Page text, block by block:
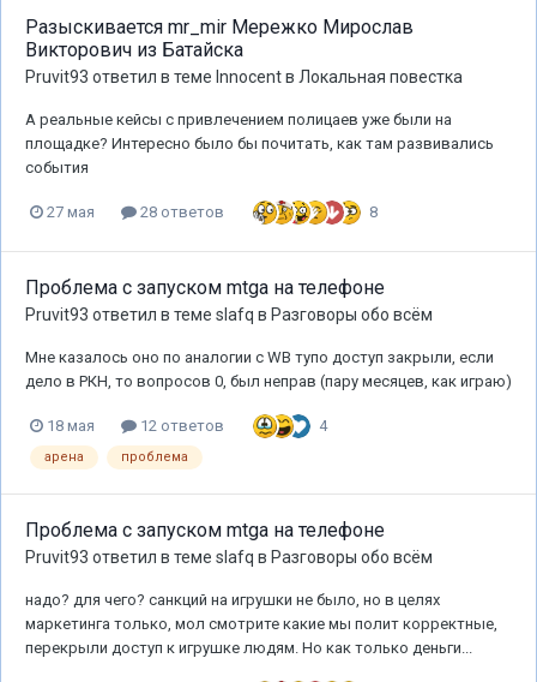
Разыскивается mr_mir Мережко Мирослав
Викторович из Батайска
Pruvit93 ответил в теме Innocentв Локальная повестка
А реальные кейсы с привлечением полицаев уже были на
площадке? Интересно было бы почитать, как там развивались
события
27 мая 28 ответов 8
Проблема с запуском mtga на телефоне
Pruvit93 ответил в теме slafq в Разговоры обо всём
Мне казалось оно по аналогии с WB тупо доступ закрыли, если
дело в РКН, то вопросов 0, был неправ (пару месяцев, как играю)
18 мая 12 ответов 4
арена проблема
Проблема с запуском mtga на телефоне
Pruvit93 ответил в теме slafq в Разговоры обо всём
надо? для чего? санкций на игрушки не было, но в целях
маркетинга только, мол смотрите какие мы полит корректные,
перекрыли доступ к игрушке людям. Но как только деньги...